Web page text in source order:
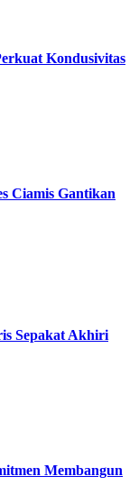
Kondusivitas
Ciamis Gantikan
Sepakat Akhiri
Membangun